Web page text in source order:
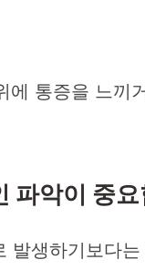
에 통증을 느끼
파악이 중
발생하기보다